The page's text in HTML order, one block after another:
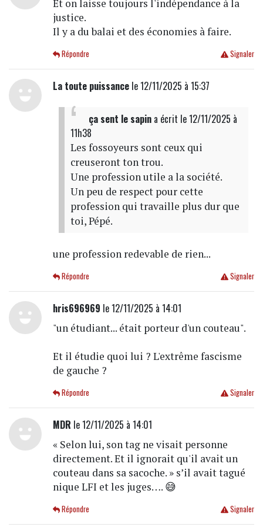
Et on laisse toujours l'indépendance à la
justice.
Il y a du balai et des économies à faire.
Signaler
Répondre
La toute puissancele 12/11/2025 à 15:37
ça sent le sapina écrit le 12/11/2025 à
11h38
Les fossoyeurs sont ceux qui
creuseront ton trou.
Une profession utile a la société.
Un peu de respect pour cette
profession qui travaille plus dur que
toi, Pépé.
une profession redevable de rien...
Signaler
Répondre
hris696969 le 12/11/2025 à 14:01
"un étudiant... était porteur d'un couteau".
Et il étudie quoi lui ? L'extrême fascisme
de gauche ?
Signaler
Répondre
MDR le 12/11/2025 à 14:01
« Selon lui, son tag ne visait personne
directement. Et il ignorait qu'il avait un
couteau dans sa sacoche. » s’il avait tagué
nique LFI et les juges…. 😅
Signaler
Répondre